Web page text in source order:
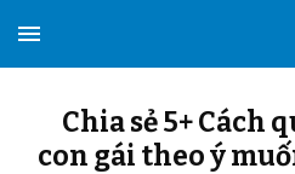
Skip to main content
Chia sẻ 5+ Cách
con gái theo ý